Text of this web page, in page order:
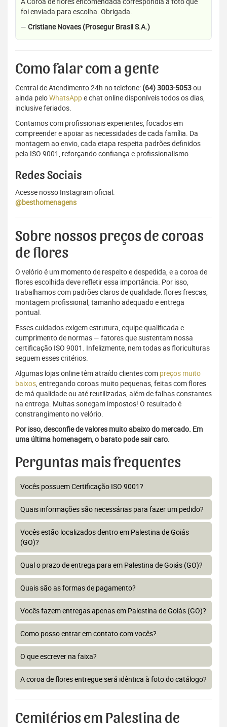
foi enviada para escolha. Obrigada.
— Cristiane Novaes (Prosegur Brasil S.A.)
Como falar com a gente
Central de Atendimento 24h no telefone: (64) 3003-5053ou
ainda peloWhatsAppe chat online disponíveis todos os dias,
inclusive feriados.
Contamos com profissionais experientes, focados em
compreender e apoiar as necessidades de cada família. Da
montagem ao envio, cada etapa respeita padrões definidos
pela ISO 9001, reforçando confiança e profissionalismo.
Redes Sociais
Acesse nosso Instagram oficial:
@besthomenagens
Sobre nossos preços de coroas
de flores
O velório é um momento de respeito e despedida, e a coroa de
flores escolhida deve refletir essa importância. Por isso,
trabalhamos com padrões claros de qualidade: flores frescas,
montagem profissional, tamanho adequado e entrega
pontual.
Esses cuidados exigem estrutura, equipe qualificada e
cumprimento de normas — fatores que sustentam nossa
certificação ISO 9001. Infelizmente, nem todas as floriculturas
seguem esses critérios.
Algumas lojas online têm atraído clientes com preços muito
baixos, entregando coroas muito pequenas, feitas com flores
de má qualidade ou até reutilizadas, além de falhas constantes
na entrega. Muitas sonegam impostos! O resultado é
constrangimento no velório.
Por isso, desconfie de valores muito abaixo do mercado. Em
uma última homenagem, o barato pode sair caro.
Perguntas mais frequentes
Vocês possuem Certificação ISO 9001?
Quais informações são necessárias para fazer um pedido?
Vocês estão localizados dentro em Palestina de Goiás
(GO)?
Qual o prazo de entrega para em Palestina de Goiás (GO)?
Quais são as formas de pagamento?
Vocês fazem entregas apenas em Palestina de Goiás (GO)?
Como posso entrar em contato com vocês?
O que escrever na faixa?
A coroa de flores entregue será idêntica à foto do catálogo?
Cemitérios em Palestina de